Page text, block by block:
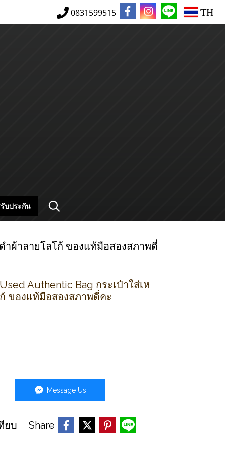
0831599515 TH
บประกัน
ดำผ้าลายโลโก้ ของแท้มือสองสภาพดี่
Authentic Bag กระเป๋าใส่เห
ของแท้มือสองสภาพดี่คะ
Message Us
ยบ Share